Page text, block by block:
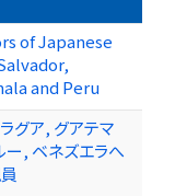
of Japanese
and Peru
グア, グアテマ
ー, ベネズエラへ